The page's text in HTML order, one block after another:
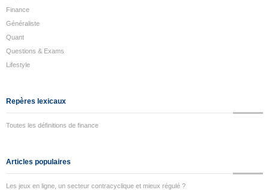
Finance
Généraliste
Quant
Questions & Exams
Lifestyle
Repères lexicaux
Toutes les définitions de finance
Articles populaires
Les jeux en ligne, un secteur contracyclique et mieux régulé ?